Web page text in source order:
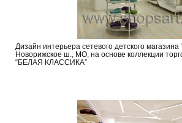
Дизайн интерьера сетевого детского
Новорижское ш., МО, на основе коллекции
“БЕЛАЯ КЛАССИКА”